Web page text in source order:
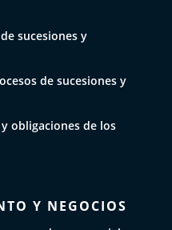
sucesiones y
de sucesiones y
obligaciones de los
Y NEGOCIOS